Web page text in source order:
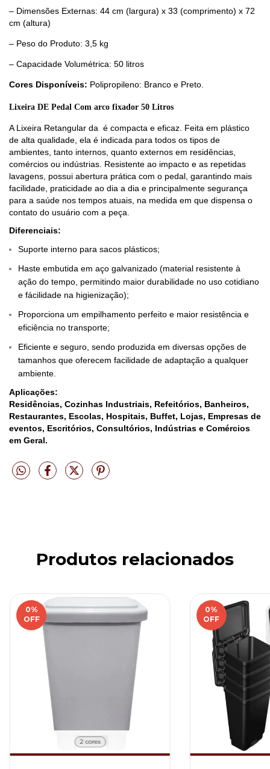
– Dimensões Externas: 44 cm (largura) x 33 (comprimento) x 72
cm (altura)
– Peso do Produto: 3,5 kg
– Capacidade Volumétrica: 50 litros
Cores Disponíveis: Polipropileno: Branco e Preto.
Lixeira DE Pedal Com arco fixador 50 Litros
A Lixeira Retangular da é compacta e eficaz. Feita em plástico
de alta qualidade, ela é indicada para todos os tipos de
ambientes, tanto internos, quanto externos em residências,
comércios ou indústrias. Resistente ao impacto e as repetidas
lavagens, possui abertura prática com o pedal, garantindo mais
facilidade, praticidade ao dia a dia e principalmente segurança
para a saúde nos tempos atuais, na medida em que dispensa o
contato do usuário com a peça.
Diferenciais:
Suporte interno para sacos plásticos;
Haste embutida em aço galvanizado (material resistente à
ação do tempo, permitindo maior durabilidade no uso cotidiano
e fácilidade na higienização);
Proporciona um empilhamento perfeito e maior resistência e
eficiência no transporte;
Eficiente e seguro, sendo produzida em diversas opções de
tamanhos que oferecem facilidade de adaptação a qualquer
ambiente.
Aplicações:
Residências, Cozinhas Industriais, Refeitórios, Banheiros,
Restaurantes, Escolas, Hospitais, Buffet, Lojas, Empresas de
eventos, Escritórios, Consultórios, Indústrias e Comércios
em Geral.
Produtos relacionados
0%
OFF
2 cores
0%
OFF